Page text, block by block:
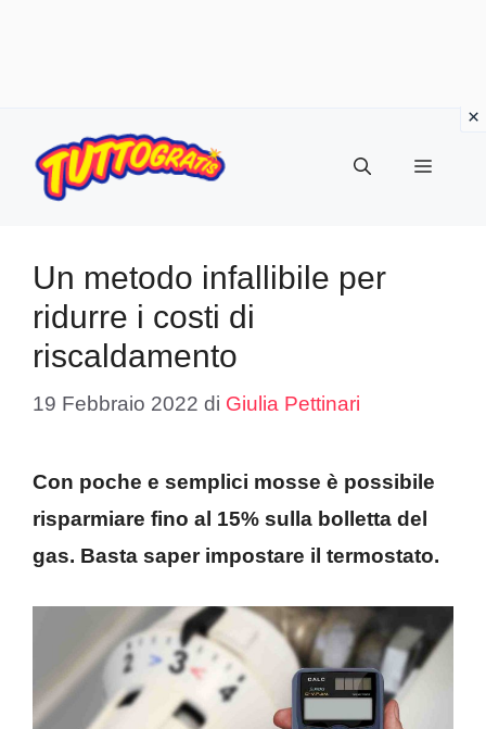
contenuto
Menu
Un metodo infallibile per
ridurre i costi di
riscaldamento
19 Febbraio 2022 di Giulia Pettinari
Con poche e semplici mosse è possibile
risparmiare fino al 15% sulla bolletta del
gas. Basta saper impostare il termostato.